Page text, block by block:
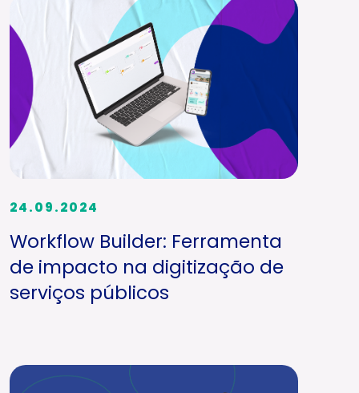
24.09.2024
Workflow Builder: Ferramenta
de impacto na digitização de
serviços públicos